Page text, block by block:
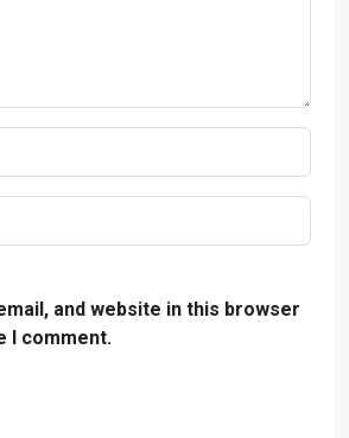
and website in this browser
I comment.